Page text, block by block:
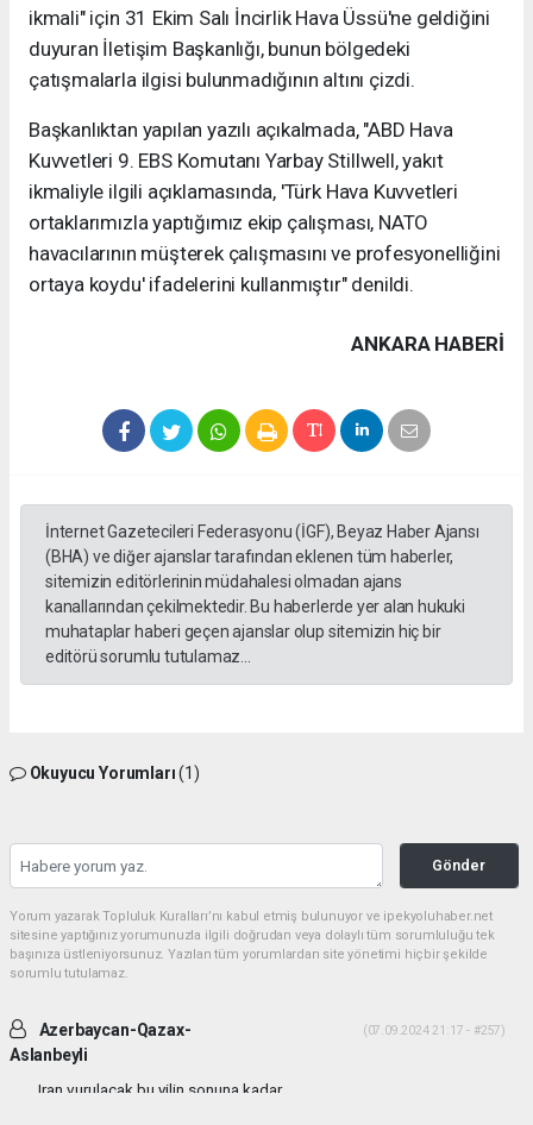
ikmali" için 31 Ekim Salı İncirlik Hava Üssü'ne geldiğini
duyuran İletişim Başkanlığı, bunun bölgedeki
çatışmalarla ilgisi bulunmadığının altını çizdi.
Başkanlıktan yapılan yazılı açıkalmada, "ABD Hava
Kuvvetleri 9. EBS Komutanı Yarbay Stillwell, yakıt
ikmaliyle ilgili açıklamasında, 'Türk Hava Kuvvetleri
ortaklarımızla yaptığımız ekip çalışması, NATO
havacılarının müşterek çalışmasını ve profesyonelliğini
ortaya koydu' ifadelerini kullanmıştır" denildi.
ANKARA HABERİ
İnternet Gazetecileri Federasyonu (İGF), Beyaz Haber Ajansı
(BHA) ve diğer ajanslar tarafından eklenen tüm haberler,
sitemizin editörlerinin müdahalesi olmadan ajans
kanallarından çekilmektedir. Bu haberlerde yer alan hukuki
muhataplar haberi geçen ajanslar olup sitemizin hiç bir
editörü sorumlu tutulamaz...
Okuyucu Yorumları(1)
Gönder
Yorum yazarak Topluluk Kuralları’nı kabul etmiş bulunuyor ve ipekyoluhaber.net
sitesine yaptığınız yorumunuzla ilgili doğrudan veya dolaylı tüm sorumluluğu tek
başınıza üstleniyorsunuz. Yazılan tüm yorumlardan site yönetimi hiçbir şekilde
sorumlu tutulamaz.
Azerbaycan-Qazax-
Aslanbeyli
(07.09.2024 21:17 - #257)
Iran vurulacak bu yilin sonuna kadar...